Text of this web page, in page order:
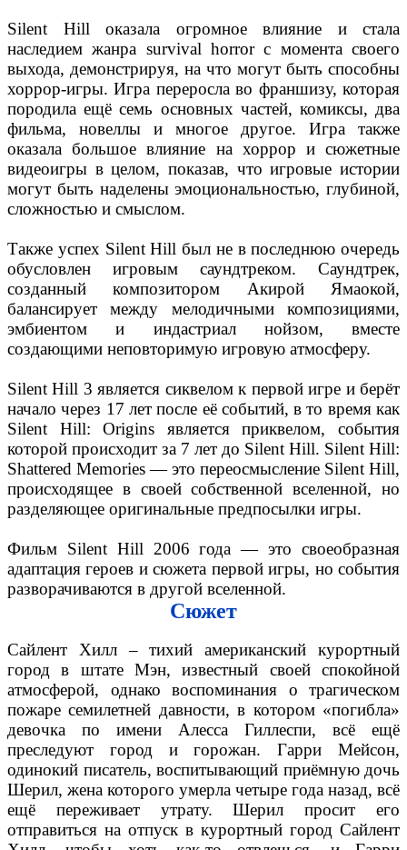
Silent Hill оказала огромное влияние и стала
наследием жанра survival horror с момента своего
выхода, демонстрируя, на что могут быть способны
хоррор-игры. Игра переросла во франшизу, которая
породила ещё семь основных частей, комиксы, два
фильма, новеллы и многое другое. Игра также
оказала большое влияние на хоррор и сюжетные
видеоигры в целом, показав, что игровые истории
могут быть наделены эмоциональностью, глубиной,
сложностью и смыслом.
Также успех Silent Hill был не в последнюю очередь
обусловлен игровым саундтреком. Саундтрек,
созданный композитором Акирой Ямаокой,
балансирует между мелодичными композициями,
эмбиентом и индастриал нойзом, вместе
создающими неповторимую игровую атмосферу.
Silent Hill 3 является сиквелом к первой игре и берёт
начало через 17 лет после её событий, в то время как
Silent Hill: Origins является приквелом, события
которой происходит за 7 лет до Silent Hill. Silent Hill:
Shattered Memories — это переосмысление Silent Hill,
происходящее в своей собственной вселенной, но
разделяющее оригинальные предпосылки игры.
Фильм Silent Hill 2006 года — это своеобразная
адаптация героев и сюжета первой игры, но события
разворачиваются в другой вселенной.
Сюжет
Сайлент Хилл – тихий американский курортный
город в штате Мэн, известный своей спокойной
атмосферой, однако воспоминания о трагическом
пожаре семилетней давности, в котором «погибла»
девочка по имени Алесса Гиллеспи, всё ещё
преследуют город и горожан. Гарри Мейсон,
одинокий писатель, воспитывающий приёмную дочь
Шерил, жена которого умерла четыре года назад, всё
ещё переживает утрату. Шерил просит его
отправиться на отпуск в курортный город Сайлент